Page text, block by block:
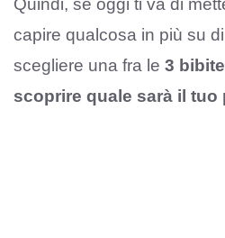
Quindi, se oggi ti va di
capire qualcosa in più su
scegliere una fra le 3
scoprire quale sarà il